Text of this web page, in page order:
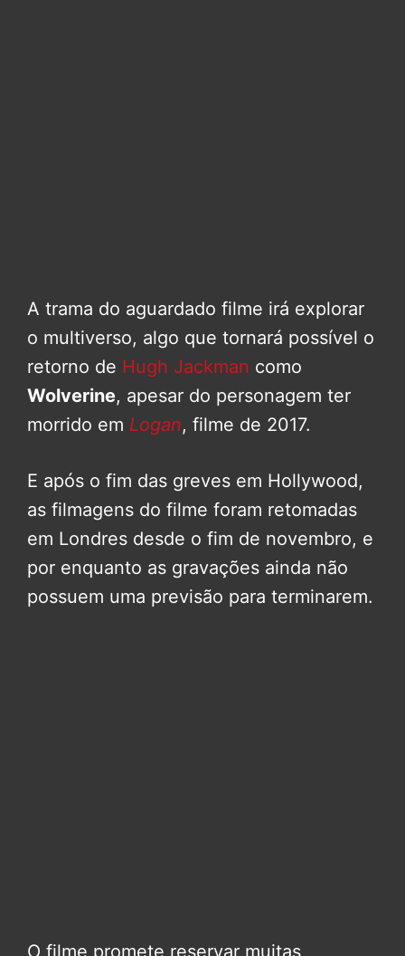
A trama do aguardado filme irá explorar
o multiverso, algo que tornará possível o
retorno de Hugh Jackman como
Wolverine, apesar do personagem ter
morrido em Logan, filme de 2017.
E após o fim das greves em Hollywood,
as filmagens do filme foram retomadas
em Londres desde o fim de novembro, e
por enquanto as gravações ainda não
possuem uma previsão para terminarem.
O filme promete reservar muitas